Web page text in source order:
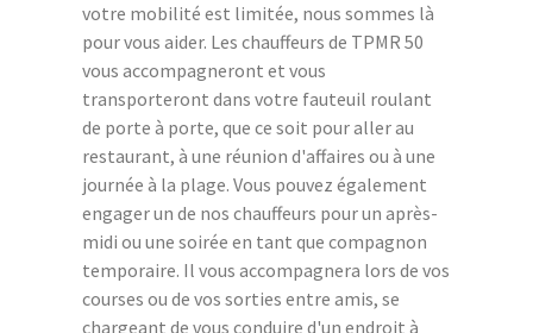
votre mobilité est limitée, nous sommes là
pour vous aider. Les chauffeurs de TPMR 50
vous accompagneront et vous
transporteront dans votre fauteuil roulant
de porte à porte, que ce soit pour aller au
restaurant, à une réunion d'affaires ou à une
journée à la plage. Vous pouvez également
engager un de nos chauffeurs pour un après-
midi ou une soirée en tant que compagnon
temporaire. Il vous accompagnera lors de vos
courses ou de vos sorties entre amis, se
chargeant de vous conduire d'un endroit à